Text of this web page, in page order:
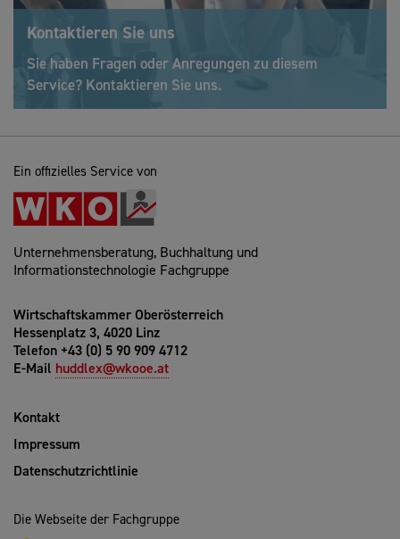
Kontaktieren Sie uns
Sie haben Fragen oder Anregungen zu diesem
Service? Kontaktieren Sie uns.
Ein offizielles Service von
Unternehmensberatung, Buchhaltung und
Informationstechnologie Fachgruppe
Wirtschaftskammer Oberösterreich
Hessenplatz 3, 4020 Linz
Telefon +43 (0) 5 90 909 4712
E-Mail huddlex@wkooe.at
Kontakt
Impressum
Datenschutzrichtlinie
Die Webseite der Fachgruppe